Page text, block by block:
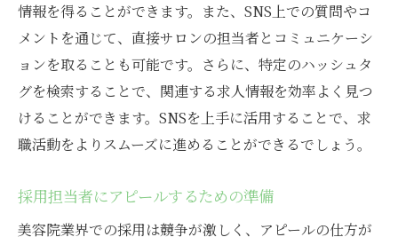
情報を得ることができます。また、SNS上での質問やコ
メントを通じて、直接サロンの担当者とコミュニケーシ
ョンを取ることも可能です。さらに、特定のハッシュタ
グを検索することで、関連する求人情報を効率よく見つ
けることができます。SNSを上手に活用することで、求
職活動をよりスムーズに進めることができるでしょう。
採用担当者にアピールするための準備
美容院業界での採用は競争が激しく、アピールの仕方が